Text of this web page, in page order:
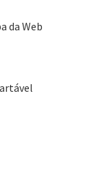
da Web